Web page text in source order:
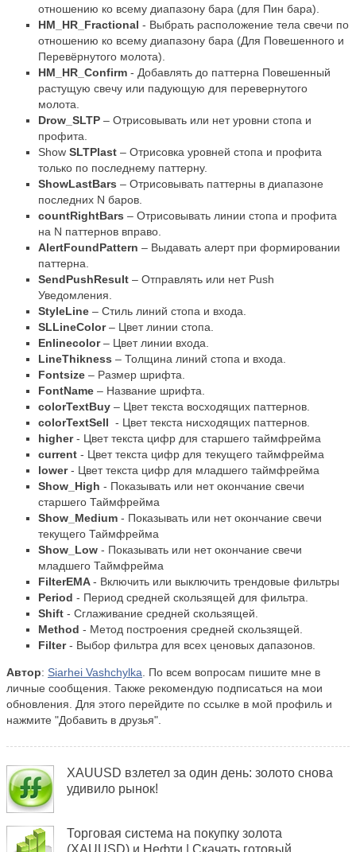
отношению ко всему диапазону бара (для Пин бара).
HM_HR_Fractional - Выбрать расположение тела свечи по
отношению ко всему диапазону бара (Для Повешенного и
Перевёрнутого молота).
HM_HR_Confirm - Добавлять до паттерна Повешенный
растущую свечу или падующую для перевернутого
молота.
Drow SLTP – Отрисовывать или нет уровни стопа и
профита.
Show SLTPlast – Отрисовка уровней стопа и профита
только по последнему паттерну.
ShowLastBars – Отрисовывать паттерны в диапазоне
последних N баров.
countRightBars – Отрисовывать линии стопа и профита
на N паттернов вправо.
AlertFoundPattern – Выдавать алерт при формировании
паттерна.
SendPushResult – Отправлять или нет Push
Уведомления.
StyleLine – Стиль линий стопа и входа.
SLLineColor – Цвет линии стопа.
Enlinecolor – Цвет линии входа.
LineThikness – Толщина линий стопа и входа.
Fontsize – Размер шрифта.
FontName – Название шрифта.
colorTextBuy – Цвет текста восходящих паттернов.
colorTextSell - Цвет текста нисходящих паттернов.
higher- Цвет текста цифр для старшего таймфрейма
current - Цвет текста цифр для текущего таймфрейма
lower- Цвет текста цифр для младшего таймфрейма
Show_High - Показывать или нет окончание свечи
старшего Таймфрейма
Show_Medium - Показывать или нет окончание свечи
текущего Таймфрейма
Show_Low - Показывать или нет окончание свечи
младшего Таймфрейма
FilterEMA- Включить или выключить трендовые фильтры
Period - Период средней скользящей для фильтра.
Shift - Сглаживание средней скользящей.
Method - Метод построения средней скользящей.
Filter- Выбор фильтра для всех ценовых дапазонов.
Автор: Siarhei Vashchylka . По всем вопросам пишите мне в
личные сообщения. Также рекомендую подписаться на мои
обновления. Для этого перейдите по ссылке в мой профиль и
нажмите "Добавить в друзья".
XAUUSD взлетел за один день: золото снова
удивило рынок!
Торговая система на покупку золота
(XAUUSD) и Нефти | Скачать готовый